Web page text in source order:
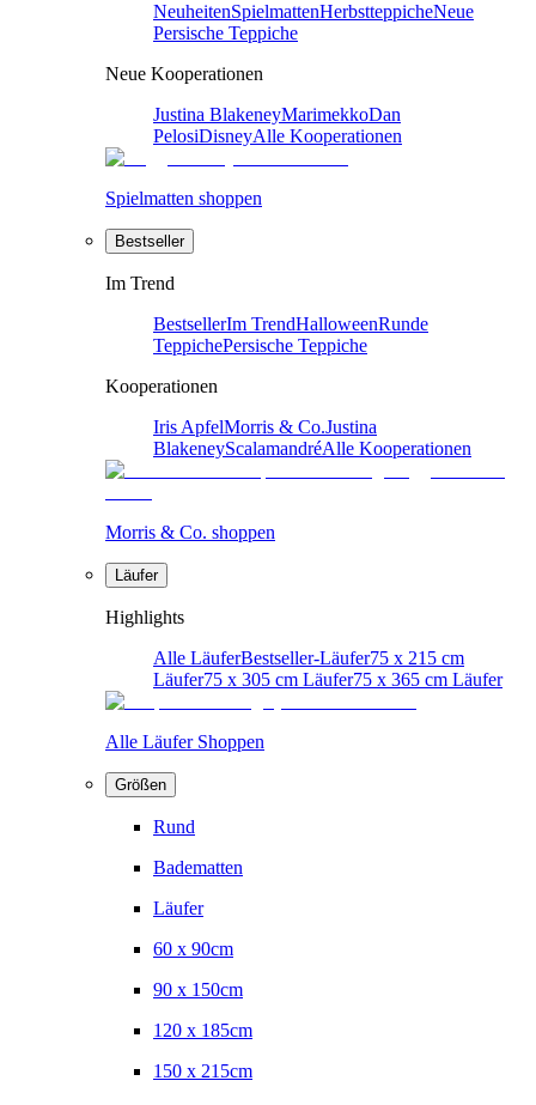
NeuheitenSpielmattenHerbstteppicheNeue
Persische Teppiche
Neue Kooperationen
Justina BlakeneyMarimekkoDan
PelosiDisneyAlle Kooperationen
Spielmatten shoppen
Bestseller
Im Trend
BestsellerIm TrendHalloweenRunde
TeppichePersische Teppiche
Kooperationen
Iris ApfelMorris & Co.Justina
BlakeneyScalamandréAlle Kooperationen
Morris & Co. shoppen
Läufer
Highlights
Alle LäuferBestseller-Läufer75 x 215 cm
Läufer75 x 305 cm Läufer75 x 365 cm Läufer
Alle Läufer Shoppen
Größen
Rund
Badematten
Läufer
60 x 90cm
90 x 150cm
120 x 185cm
150 x 215cm